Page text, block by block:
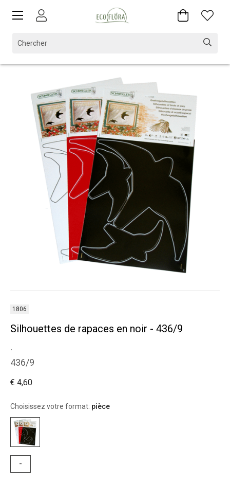
1806
Silhouettes de rapaces en noir - 436/9
.
436/9
€ 4,60
Choisissez votre format: pièce
-